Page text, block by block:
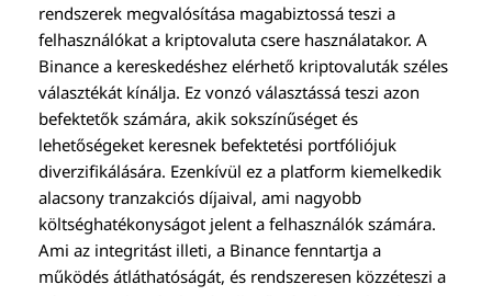
rendszerek megvalósítása magabiztossá teszi a
felhasználókat a kriptovaluta csere használatakor. A
Binance a kereskedéshez elérhető kriptovaluták széles
választékát kínálja. Ez vonzó választássá teszi azon
befektetők számára, akik sokszínűséget és
lehetőségeket keresnek befektetési portfóliójuk
diverzifikálására. Ezenkívül ez a platform kiemelkedik
alacsony tranzakciós díjaival, ami nagyobb
költséghatékonyságot jelent a felhasználók számára.
Ami az integritást illeti, a Binance fenntartja a
működés átláthatóságát, és rendszeresen közzéteszi a